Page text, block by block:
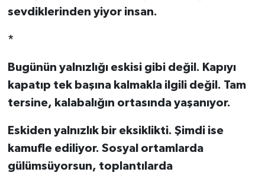
sevdiklerinden yiyor insan.
*
Bugünün yalnızlığı eskisi gibi değil. Kapıyı
kapatıp tek başına kalmakla ilgili değil. Tam
tersine, kalabalığın ortasında yaşanıyor.
Eskiden yalnızlık bir eksiklikti. Şimdi ise
kamufle ediliyor. Sosyal ortamlarda
gülümsüyorsun, toplantılarda